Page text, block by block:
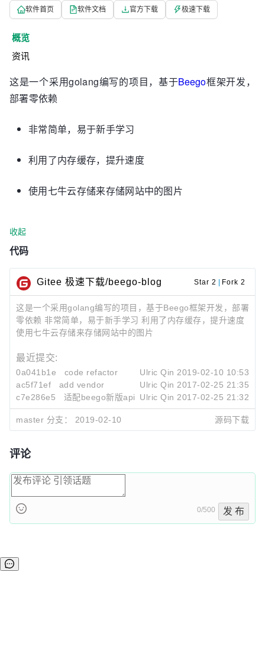
软件首页 软件文档 官方下载 极速下载
概览
资讯
这是一个采用golang编写的项目，基于Beego框架开发，
部署零依赖
非常简单，易于新手学习
利用了内存缓存，提升速度
使用七牛云存储来存储网站中的图片
收起
代码
Gitee 极速下载/beego-blog Star 2 Fork 2
这是一个采用golang编写的项目，基于Beego框架开发，部署
零依赖 非常简单，易于新手学习 利用了内存缓存，提升速度
使用七牛云存储来存储网站中的图片
最近提交:
0a041b1e code refactor Ulric Qin 2019-02-10 10:53
ac5f71ef
add vendor Ulric Qin 2017-02-25 21:35
c7e286e5
适配beego新版api Ulric Qin 2017-02-25 21:32
master 分支： 2019-02-10 源码下载
评论
0/500 发 布